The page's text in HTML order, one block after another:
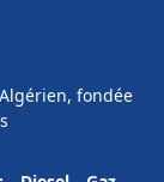
fondée